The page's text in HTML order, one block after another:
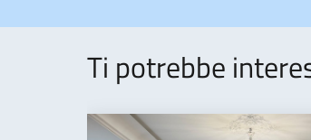
Ti potrebbe